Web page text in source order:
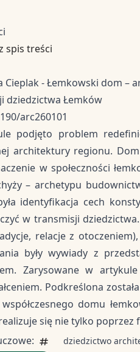
spis treści
Cieplak - Łemkowski dom –
dziedzictwa Łemków
arc260101
podjęto problem
architektury regionu.
w społeczności
– archetypu
identyfikacja cech
w transmisji
relacje z
były wywiady z
Zarysowane w
Podkreślona
domu
się nie tylko
dziedzictwo